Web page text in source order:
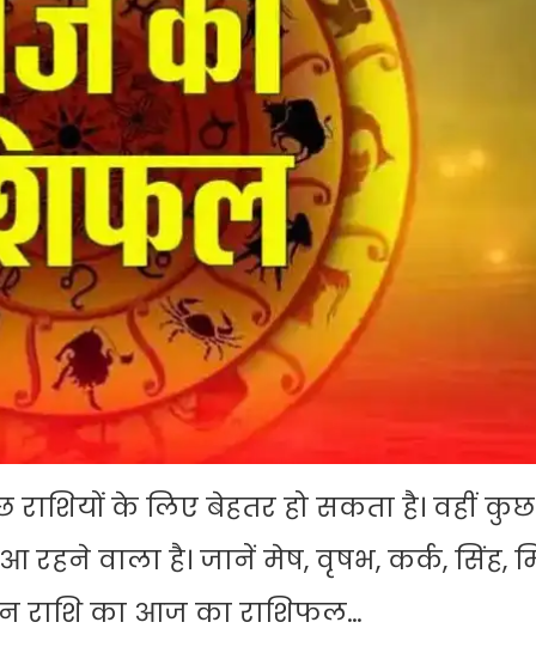
के लिए बेहतर हो सकता है। वहीं
वाला है। जानें मेष, वृषभ, कर्क, सिंह,
राशि का आज का राशिफल…